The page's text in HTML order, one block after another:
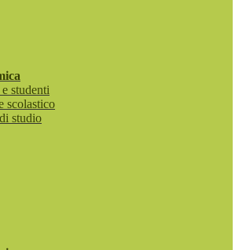
studenti
scolastico
studio